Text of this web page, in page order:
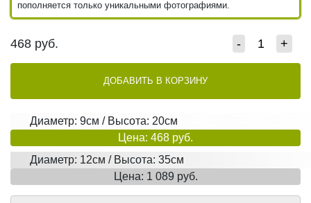
пополняется только уникальными фотографиями.
468 руб. - +
ДОБАВИТЬ В КОРЗИНУ
Диаметр: 9см / Высота: 20см
Цена: 468 руб.
Диаметр: 12см / Высота: 35см
Цена: 1 089 руб.